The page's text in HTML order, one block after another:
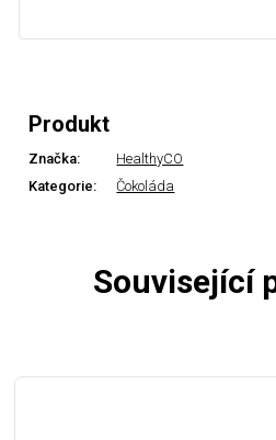
Produkt
Značka:
HealthyCO
Kategorie:
Čokoláda
Související